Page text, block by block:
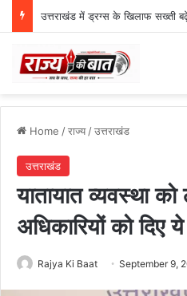
Home /राज्य/उत्तराखंड
उत्तराखंड
यातायात व्यवस्था
अधिकारियों को दिए ये
Rajya Ki Baat September 9,